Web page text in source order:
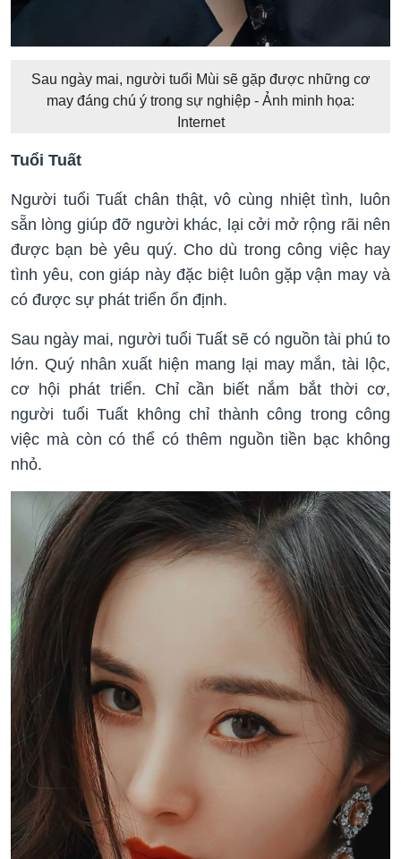
Sau ngày mai, người tuổi Mùi sẽ gặp được những cơ
may đáng chú ý trong sự nghiệp - Ảnh minh họa:
Internet
Tuổi Tuất
Người tuổi Tuất chân thật, vô cùng nhiệt tình, luôn
sẵn lòng giúp đỡ người khác, lại cởi mở rộng rãi nên
được bạn bè yêu quý. Cho dù trong công việc hay
tình yêu, con giáp này đặc biệt luôn gặp vận may và
có được sự phát triển ổn định.
Sau ngày mai, người tuổi Tuất sẽ có nguồn tài phú to
lớn. Quý nhân xuất hiện mang lại may mắn, tài lộc,
cơ hội phát triển. Chỉ cần biết nắm bắt thời cơ,
người tuổi Tuất không chỉ thành công trong công
việc mà còn có thể có thêm nguồn tiền bạc không
nhỏ.